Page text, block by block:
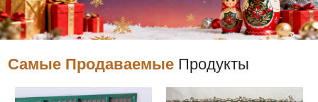
Самые Продаваемые Продукты